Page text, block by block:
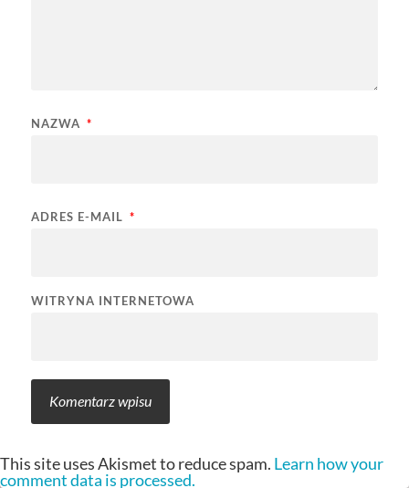
NAZWA *
ADRES E-MAIL *
WITRYNA INTERNETOWA
This site uses Akismet to reduce spam. Learn how your
comment data is processed.